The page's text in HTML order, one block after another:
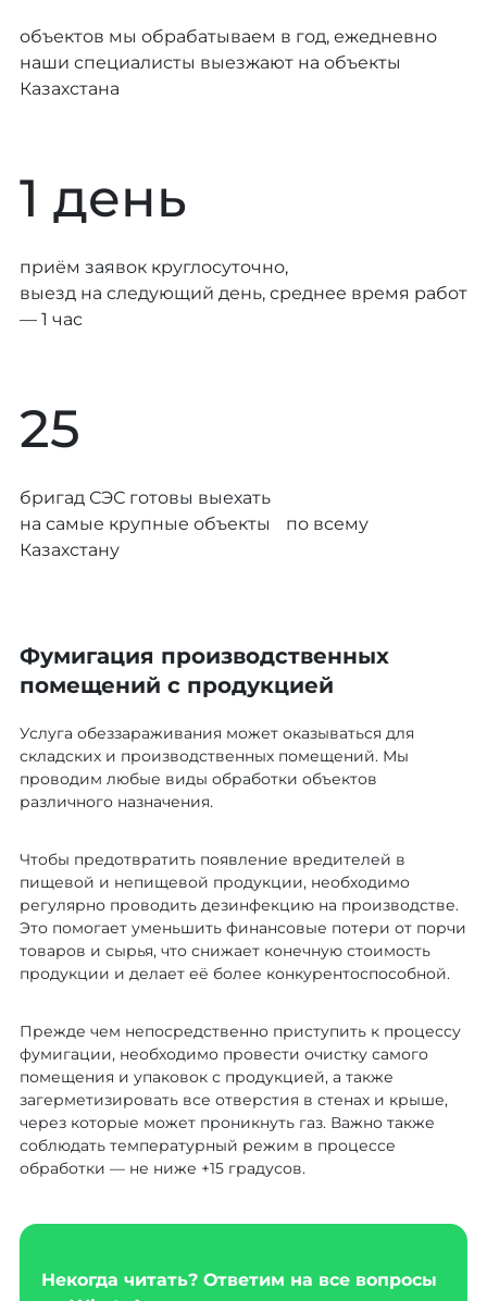
объектов мы обрабатываем в год, ежедневно
наши специалисты выезжают на объекты
Казахстана
1 день
приём заявок круглосуточно,
выезд на следующий день, среднее время работ
— 1 час
25
бригад СЭС готовы выехать
на самые крупные объекты по всему
Казахстану
Фумигация производственных
помещений с продукцией
Услуга обеззараживания может оказываться для
складских и производственных помещений. Мы
проводим любые виды обработки объектов
различного назначения.
Чтобы предотвратить появление вредителей в
пищевой и непищевой продукции, необходимо
регулярно проводить дезинфекцию на производстве.
Это помогает уменьшить финансовые потери от порчи
товаров и сырья, что снижает конечную стоимость
продукции и делает её более конкурентоспособной.
Прежде чем непосредственно приступить к процессу
фумигации, необходимо провести очистку самого
помещения и упаковок с продукцией, а также
загерметизировать все отверстия в стенах и крыше,
через которые может проникнуть газ. Важно также
соблюдать температурный режим в процессе
обработки — не ниже +15 градусов.
Некогда читать? Ответим на все вопросы